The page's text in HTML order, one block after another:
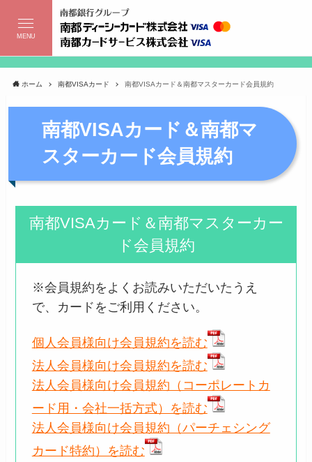
MENU
ホーム 南都VISAカード 南都VISAカード＆南都マスターカード会員規約
南都VISAカード＆南都マ
スターカード会員規約
南都VISAカード＆南都マスターカー
ド会員規約
※会員規約をよくお読みいただいたうえ
で、カードをご利用ください。
個人会員様向け会員規約を読む
法人会員様向け会員規約を読む
法人会員様向け会員規約（コーポレートカ
ード用・会社一括方式）を読む
法人会員様向け会員規約（パーチェシング
カード特約）を読む